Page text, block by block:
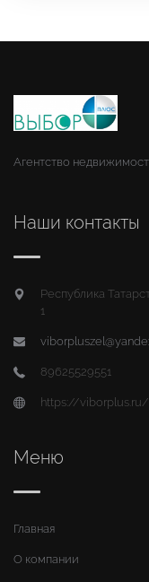
Агентство
Наши контакты
Республика
1
89625529551
https://viborplus.ru/
Меню
Главная
О компании